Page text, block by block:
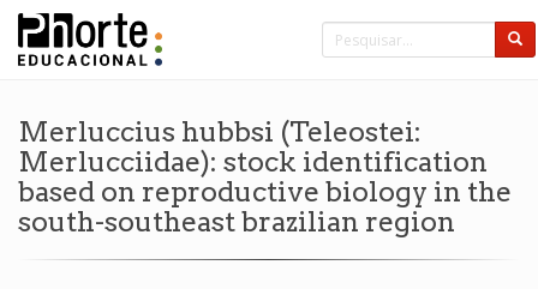
Merluccius hubbsi (Teleostei:
Merlucciidae): stock identification
based on reproductive biology in the
south-southeast brazilian region